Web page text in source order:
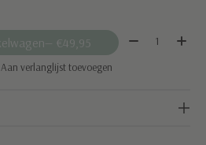
— €49,95 Aantal:
Aan verlanglijst toevoegen